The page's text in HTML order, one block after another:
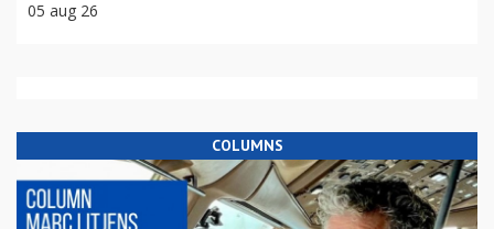
05 aug 26
COLUMNS